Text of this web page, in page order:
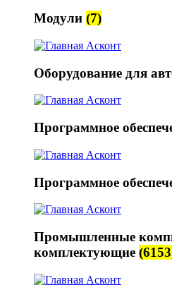
Модули (7)
Оборудование для
Программное
Программное
Промышленные
комплектующие